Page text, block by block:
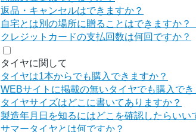
返品・キャンセルはできますか？
自宅とは別の場所に贈ることはできますか？
クレジットカードの支払回数は何回ですか？
タイヤに関して
タイヤは1本からでも購入できますか？
WEBサイトに掲載の無いタイヤでも購入でき
タイヤサイズはどこに書いてありますか？
製造年月日を知るにはどこを確認したらいい
サマータイヤとは何ですか？